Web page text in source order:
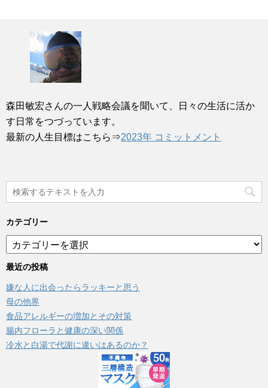
森田敏宏さんの一人戦略会議を聞いて、日々の生活に活か
す日常をつづっています。
最新の人生目標はこちら⇒2023年 コミットメント
カテゴリー
テ
ゴ
ー
最近の投稿
嫌な人に出会ったらラッキーと思う
母の他界
食品アレルギーの増加とその対策
腸内フローラと健康の深い関係
冷水と白湯で代謝に違いはあるのか？